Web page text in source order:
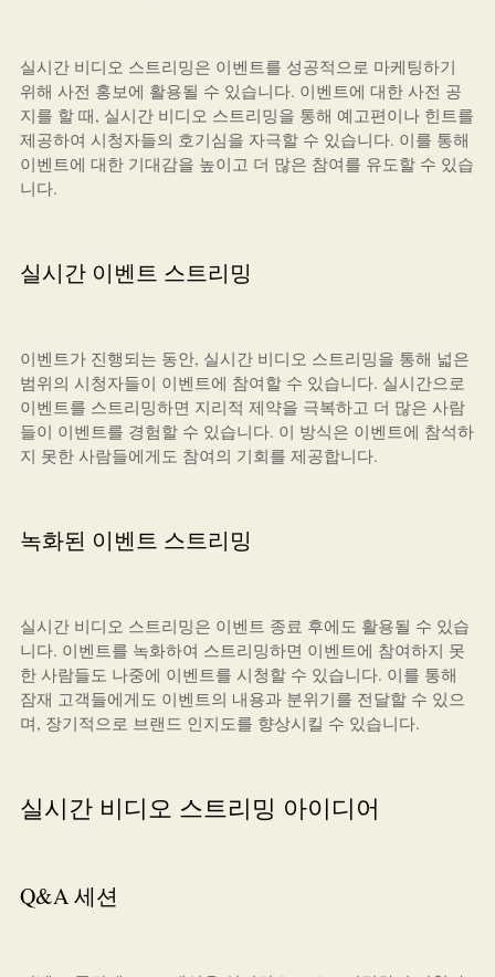
실시간 비디오 스트리밍은 이벤트를 성공적으로 마케팅하기
위해 사전 홍보에 활용될 수 있습니다. 이벤트에 대한 사전 공
지를 할 때, 실시간 비디오 스트리밍을 통해 예고편이나 힌트를
제공하여 시청자들의 호기심을 자극할 수 있습니다. 이를 통해
이벤트에 대한 기대감을 높이고 더 많은 참여를 유도할 수 있습
니다.
실시간 이벤트 스트리밍
이벤트가 진행되는 동안, 실시간 비디오 스트리밍을 통해 넓은
범위의 시청자들이 이벤트에 참여할 수 있습니다. 실시간으로
이벤트를 스트리밍하면 지리적 제약을 극복하고 더 많은 사람
들이 이벤트를 경험할 수 있습니다. 이 방식은 이벤트에 참석하
지 못한 사람들에게도 참여의 기회를 제공합니다.
녹화된 이벤트 스트리밍
실시간 비디오 스트리밍은 이벤트 종료 후에도 활용될 수 있습
니다. 이벤트를 녹화하여 스트리밍하면 이벤트에 참여하지 못
한 사람들도 나중에 이벤트를 시청할 수 있습니다. 이를 통해
잠재 고객들에게도 이벤트의 내용과 분위기를 전달할 수 있으
며, 장기적으로 브랜드 인지도를 향상시킬 수 있습니다.
실시간 비디오 스트리밍 아이디어
Q&A 세션